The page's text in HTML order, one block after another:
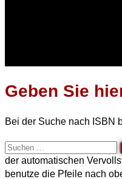
Geben Sie
Bei der Suche nach ISBN
Suchen
nach:
der automatischen
benutze die Pfeile nach